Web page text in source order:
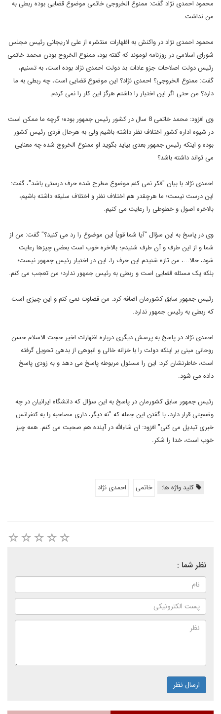
محمود احمدی نژاد گفت: ممنوع الخروجی خاتمی موضوع قضایی بوده ربطی به
من نداشت.
محمود احمدی نژاد در واکنش به اظهارات منتشره از علی لاریجانی رئیس مجلس
شورای اسلامی در روزنامه لوموند که گفته بود، ممنوع الخروج بودن محمد خاتمی
رئیس دولت اصلاحات جزو عادات بد دولت احمدی نژاد بوده است، به تسنیم،
گفت: ممنوع الخروجی؟ احمدی نژاد؟ این موضوع قضایی است، چه ربطی به ما
دارد؟ من حتی اگر این اختیار را داشتم هرگز این کار را نمی کردم.
وی افزود: محمد خاتمی 8 سال در کشور رئیس جمهور بوده؛ گرچه ما ممکن است
در شیوه اداره کشور اختلاف نظر داشته باشیم ولی به هرحال فردی رئیس کشور
بوده و اینکه رئیس جمهور بعدی بیاید بگوید او ممنوع الخروج شده چه معنایی
می تواند داشته باشد؟
احمدی نژاد با بیان "فکر نمی کنم موضوع مطرح شده حرف درستی باشد"، گفت:
این درست نیست؛ ما هرچقدر هم اختلاف نظر و اختلاف سلیقه داشته باشیم،
بالاخره اصول و خطوطی را رعایت می کنیم.
وی در پاسخ به این سؤال "آیا شما قویاً این موضوع را رد می کنید؟" گفت: من از
شما و از این طرف و آن طرف شنیدم؛ بالاخره خوب است بعضی چیزها رعایت
شود، حالا...، من تازه شنیدم این حرف را، این در اختیار رئیس جمهور نیست؛
بلکه یک مسئله قضایی است و ربطی به رئیس جمهور ندارد؛ من تعجب می کنم.
رئیس جمهور سابق کشورمان اضافه کرد: من قضاوت نمی کنم و این چیزی است
که ربطی به رئیس جمهور ندارد.
احمدی نژاد در پاسخ به پرسش دیگری درباره اظهارات اخیر حجت الاسلام حسن
روحانی مبنی بر اینکه دولت را با خزانه خالی و انبوهی از بدهی تحویل گرفته
است، خاطرنشان کرد: این را مسئول مربوطه پاسخ می دهد و به زودی پاسخ
داده می شود.
رئیس جمهور سابق کشورمان در پاسخ به این سؤال که دانشگاه ایرانیان در چه
وضعیتی قرار دارد، با گفتن این جمله که "نه دیگر، داری مصاحبه را به کنفرانس
خبری تبدیل می کنی" افزود: ان شاءالله در آینده هم صحبت می کنم. همه چیز
خوب است، خدا را شکر.
کلید واژه ها: خاتمی احمدی نژاد
نظر شما :
ارسال نظر